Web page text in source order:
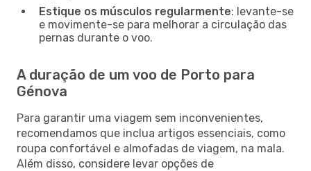
Estique os músculos regularmente: levante-se
e movimente-se para melhorar a circulação das
pernas durante o voo.
A duração de um voo de Porto para
Génova
Para garantir uma viagem sem inconvenientes,
recomendamos que inclua artigos essenciais, como
roupa confortável e almofadas de viagem, na mala.
Além disso, considere levar opções de